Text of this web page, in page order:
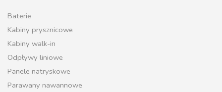
Baterie
Kabiny prysznicowe
Kabiny walk-in
Odpływy liniowe
Panele natryskowe
Parawany nawannowe